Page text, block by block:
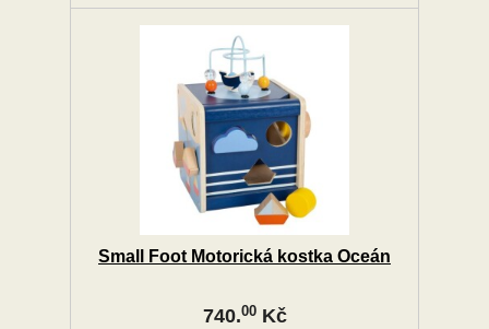
Small Foot Motorická kostka Oceán
740.00Kč